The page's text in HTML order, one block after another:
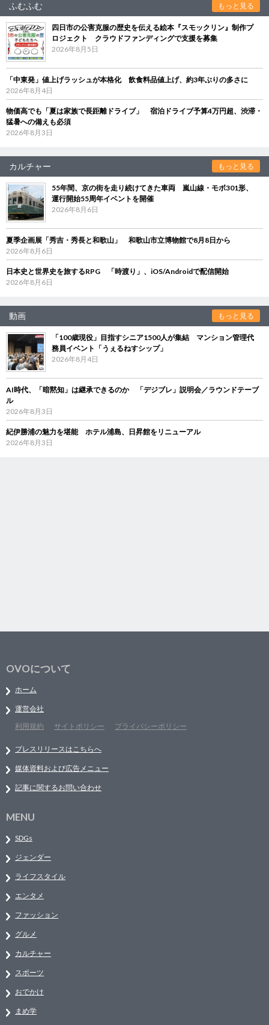
ふむふむ もっと見る
四日市の公害克服の歴史を伝える絵本『スモックリン』制作プ
ロジェクト クラウドファンディングで支援を募集
2026年8月5日
「中東発」値上げラッシュが本格化 飲食料品値上げ、約3年ぶりの多さに
2026年8月4日
物価高でも「夏は家族で長距離ドライブ」 宿泊ドライブ予算4万円超、渋滞・
猛暑への備えも必須
2026年8月3日
カルチャー もっと見る
55年間、京の街を走り続けてきた車両 嵐山線・モボ301形、
運行開始55周年イベントを開催
2026年8月6日
夏季企画展「秀吉・秀長と和歌山」 和歌山市立博物館で8月8日から
2026年8月6日
日本史と世界史を旅するRPG 「時渡り」、iOS/Androidで配信開始
2026年8月6日
動画 もっと見る
「100歳現役」目指すシニア1500人が集結 マンション管理代
務員イベント「うぇるねすシップ」
2026年8月4日
AI時代、「暗黙知」は継承できるのか 「デジブレ」説明会／ラウンドテーブ
ル
2026年8月3日
紀伊勝浦の魅力を堪能 ホテル浦島、日昇館をリニューアル
2026年8月3日
OVOについて
ホーム
運営会社
利用規約
サイトポリシー プライバシーポリシー
プレスリリースはこちらへ
媒体資料および広告メニュー
記事に関するお問い合わせ
MENU
SDGs
ジェンダー
ライフスタイル
エンタメ
ファッション
グルメ
カルチャー
スポーツ
おでかけ
まめ学